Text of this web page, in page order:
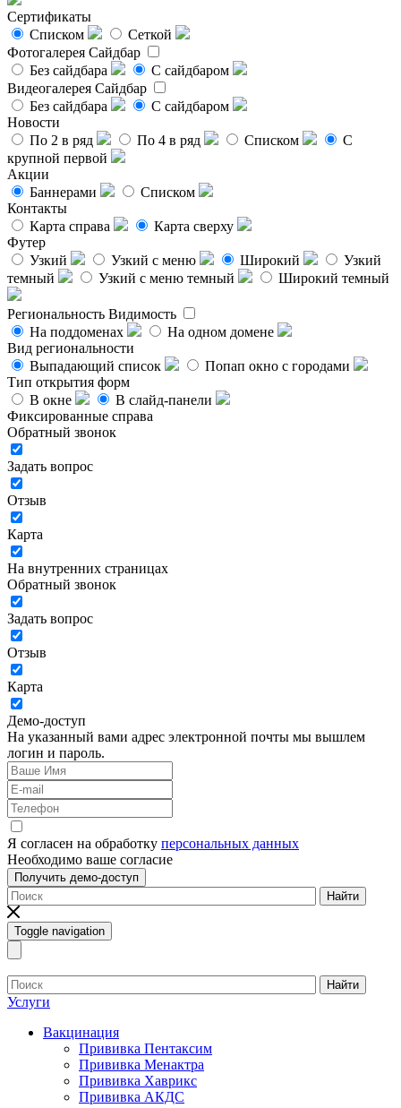
Сертификаты
Списком
Сеткой
Фотогалерея Сайдбар
Без сайдбара
С сайдбаром
Видеогалерея Сайдбар
Без сайдбара
С сайдбаром
Новости
По 2 в ряд
По 4 в ряд Списком
С
крупной первой
Акции
Баннерами
Списком
Контакты
Карта справа
Карта сверху
Футер
Узкий
Узкий с меню Широкий
Узкий
темный
Узкий с меню темный Широкий темный
Региональность Видимость
На поддоменах
На одном домене
Вид региональности
Выпадающий список
Попап окно с городами
Тип открытия форм
В окне
В слайд-панели
Фиксированные справа
Обратный звонок
Задать вопрос
Отзыв
Карта
На внутренних страницах
Обратный звонок
Задать вопрос
Отзыв
Карта
Демо-доступ
На указанный вами адрес электронной почты мы вышлем
логин и пароль.
Я согласен на обработку персональных данных
Необходимо ваше согласие
Получить демо-доступ
Найти
Toggle navigation
Найти
Услуги
Вакцинация
Прививка Пентаксим
Прививка Менактра
Прививка Хаврикс
Прививка АКДС